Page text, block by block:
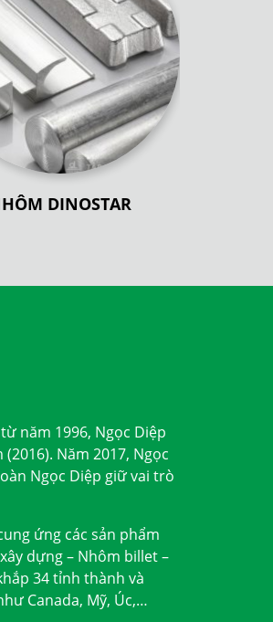
DINOSTAR
năm 1996, Ngọc Diệp
Năm 2017, Ngọc
Ngọc Diệp giữ vai trò
ứng các sản phẩm
dựng – Nhôm billet –
34 tỉnh thành và
Canada, Mỹ, Úc,…